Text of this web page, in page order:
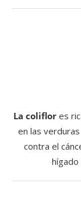
La coliflor es
en las
contra el
hígado